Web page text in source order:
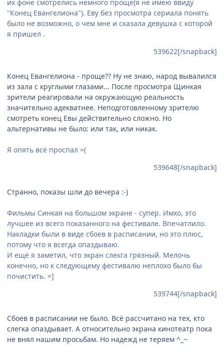
их фоне смотрелись немного проще(я не имею ввиду
"Конец Евангелиона"). Еву без просмотра сериала понять
было не возможно, о чем мне и сказала девушка с которой
я пришел .
539622[/snapback]
Конец Евангелиона - проще?? Ну не знаю, народ вывалился
из зала с круглыми глазами... После просмотра Щинкая
зрители реагировали на окружающую реальность
значительно адекватнее. Неподготовленному зрителю
смотреть конец Евы действительно сложно. Но
альтернативы не было: или так, или никак.
Я опять всё проспал =(
539648[/snapback]
Странно, показы шли до вечера :-)
Фильмы Синкая на большом экране - супер. Имхо, это
лучшее из всего показанного на фестивале. Впечатлило.
Накладки были в виде сбоев в расписании, но это плюс,
потому что я всегда опаздываю.
И ещё я заметил, что экран слекга грязный. Мелочь
конечно, но к следующему фестивалю неплохо было бы
почистить. =]
539744[/snapback]
Сбоев в расписании не было. Всё рассчитано на тех, кто
слегка опаздывает. А относительно экрана кинотеатр пока
не внял нашим просьбам. Но надежд не теряем ^_~